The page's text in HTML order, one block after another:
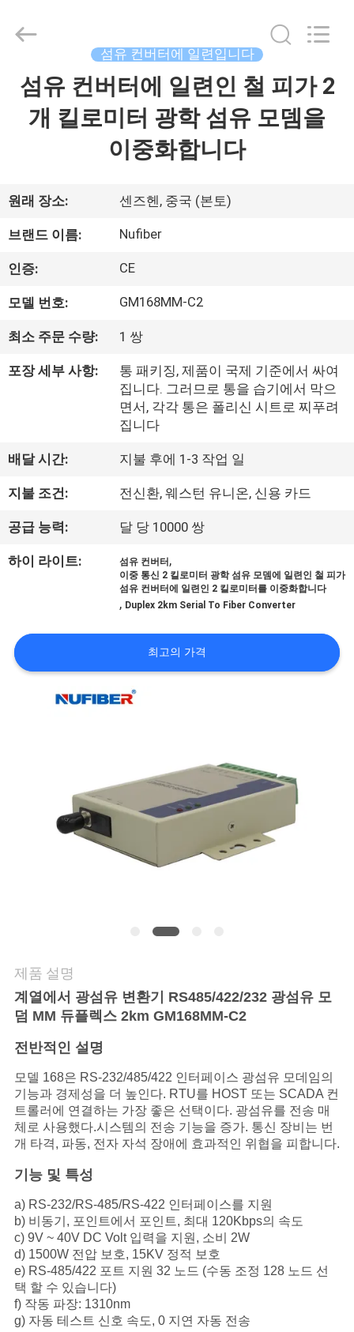
집
우
리
에
장
여
행
관
인
용
문
을
요
구
하
세
요
사
Technology
Co.,Ltd.
Developed
섬유 컨버터에 일련입니다
섬유 컨버터에 일련인 철 피가 2
개 킬로미터 광학 섬유 모뎀을
이중화합니다
원래 장소: 센즈헨, 중국 (본토)
브랜드 이름: Nufiber
인증: CE
모델 번호: GM168MM-C2
최소 주문 수량: 1 쌍
포장 세부 사항:
통 패키징, 제품이 국제 기준에서 싸여
집니다. 그러므로 통을 습기에서 막으
면서, 각각 통은 폴리신 시트로 찌푸려
집니다
배달 시간: 지불 후에 1-3 작업 일
지불 조건: 전신환, 웨스턴 유니온, 신용 카드
공급 능력: 달 당 10000 쌍
하이 라이트: 섬유 컨버터 ,
이중 통신 2 킬로미터 광학 섬유 모뎀에 일련인 철 피가
섬유 컨버터에 일련인 2 킬로미터를 이중화합니다
, Duplex 2km Serial To Fiber Converter
최고의 가격
제품 설명
계열에서 광섬유 변환기 RS485/422/232 광섬유 모
덤 MM 듀플렉스 2km GM168MM-C2
전반적인 설명
모델 168은 RS-232/485/422 인터페이스 광섬유 모데임의
기능과 경제성을 더 높인다. RTU를 HOST 또는 SCADA 컨
트롤러에 연결하는 가장 좋은 선택이다. 광섬유를 전송 매
체로 사용했다.시스템의 전송 기능을 증가. 통신 장비는 번
개 타격, 파동, 전자 자석 장애에 효과적인 위협을 피합니다.
기능 및 특성
a) RS-232/RS-485/RS-422 인터페이스를 지원
b) 비동기, 포인트에서 포인트, 최대 120Kbps의 속도
c) 9V ~ 40V DC Volt 입력을 지원, 소비 2W
d) 1500W 전압 보호, 15KV 정적 보호
e) RS-485/422 포트 지원 32 노드 (수동 조정 128 노드 선
택 할 수 있습니다)
f) 작동 파장: 1310nm
g) 자동 테스트 신호 속도, 0 지연 자동 전송